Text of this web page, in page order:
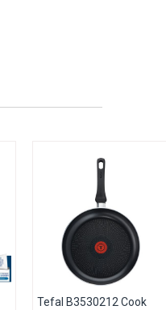
Tefal B3530212 Cook